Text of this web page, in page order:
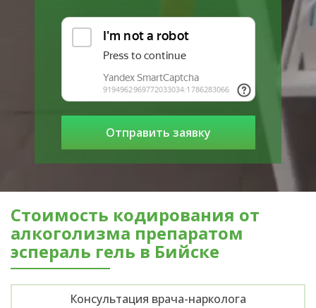
Стоимость кодирования от
алкоголизма препаратом
эспераль гель в Бийске
Консультация врача-нарколога